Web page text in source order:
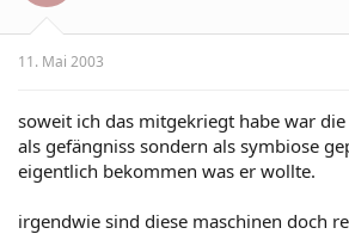
11. Mai 2003
soweit ich das mitgekriegt habe war
als gefängniss sondern als symbiose
eigentlich bekommen was er wollte.
irgendwie sind diese maschinen doch